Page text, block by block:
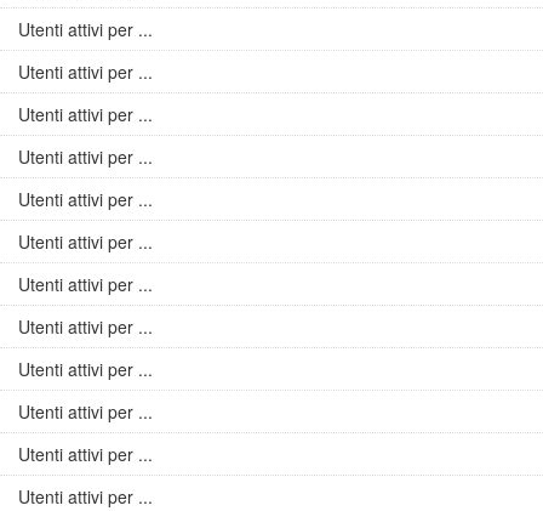
Utenti attivi per ...
Utenti attivi per ...
Utenti attivi per ...
Utenti attivi per ...
Utenti attivi per ...
Utenti attivi per ...
Utenti attivi per ...
Utenti attivi per ...
Utenti attivi per ...
Utenti attivi per ...
Utenti attivi per ...
Utenti attivi per ...